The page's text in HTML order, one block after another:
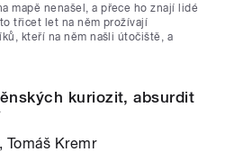
mapě nenašel, a přece ho znají lidé
třicet let na něm prožívají
kteří na něm našli útočiště, a
kuriozit, absurdit
Tomáš Kremr